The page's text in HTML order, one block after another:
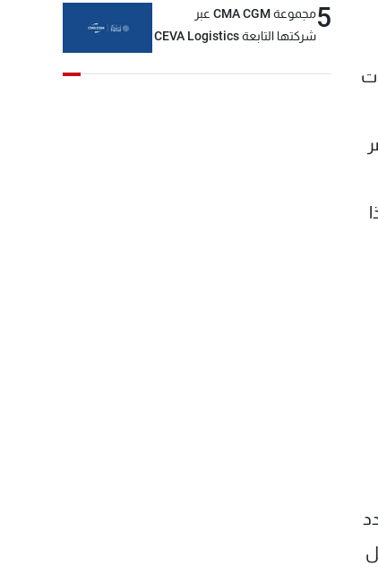
5
مجموعة CMA CGM عبر
شركتها التابعة CEVA Logistics